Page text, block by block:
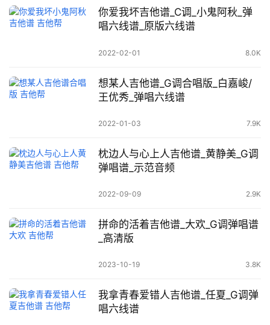
你爱我坏吉他谱_C调_小鬼阿秋_弹
唱六线谱_原版六线谱
2022-02-01 8.0K
想某人吉他谱_G调合唱版_白嘉峻/
王优秀_弹唱六线谱
2022-01-03 7.9K
枕边人与心上人吉他谱_黄静美_G调
弹唱谱_示范音频
2022-09-09 2.9K
拼命的活着吉他谱_大欢_G调弹唱谱
_高清版
2023-10-19 3.8K
我拿青春爱错人吉他谱_任夏_G调弹
唱六线谱